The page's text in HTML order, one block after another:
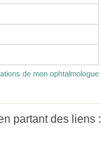
de mon ophtalmologue
partant des liens :